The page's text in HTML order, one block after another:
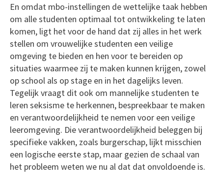
En omdat mbo-instellingen de wettelijke taak hebben
om alle studenten optimaal tot ontwikkeling te laten
komen, ligt het voor de hand dat zij alles in het werk
stellen om vrouwelijke studenten een veilige
omgeving te bieden en hen voor te bereiden op
situaties waarmee zij te maken kunnen krijgen, zowel
op school als op stage en in het dagelijks leven.
Tegelijk vraagt dit ook om mannelijke studenten te
leren seksisme te herkennen, bespreekbaar te maken
en verantwoordelijkheid te nemen voor een veilige
leeromgeving. Die verantwoordelijkheid beleggen bij
specifieke vakken, zoals burgerschap, lijkt misschien
een logische eerste stap, maar gezien de schaal van
het probleem weten we nu al dat dat onvoldoende is.